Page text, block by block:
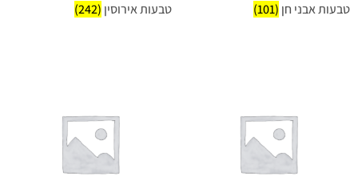
טבעות אבני חן (101) טבעות אירוסין (242)